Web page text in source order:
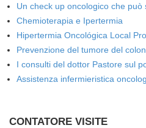
Un check up oncologico che può
Chemioterapia e Ipertermia
Hipertermia Oncológica Local
Prevenzione del tumore del
I consulti del dottor Pastore sul
Assistenza infermieristica
CONTATORE VISITE